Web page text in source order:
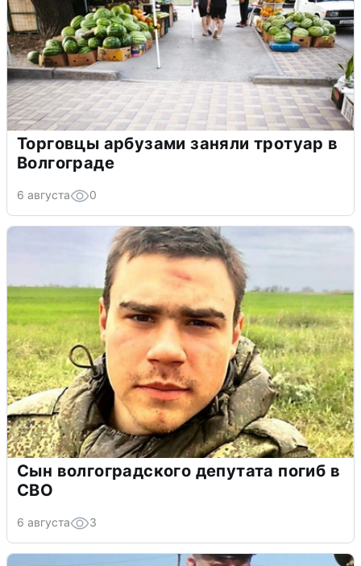
Торговцы арбузами заняли тротуар в
Волгограде
6 августа 0
Сын волгоградского депутата погиб в
СВО
6 августа 3